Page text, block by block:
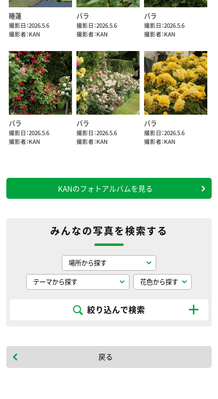
睡蓮
撮影日：2026.5.6
撮影者：KAN
バラ
撮影日：2026.5.6
撮影者：KAN
バラ
撮影日：2026.5.6
撮影者：KAN
バラ
撮影日：2026.5.6
撮影者：KAN
バラ
撮影日：2026.5.6
撮影者：KAN
バラ
撮影日：2026.5.6
撮影者：KAN
KANのフォトアルバムを見る
みんなの写真を検索する
絞り込んで検索
戻る